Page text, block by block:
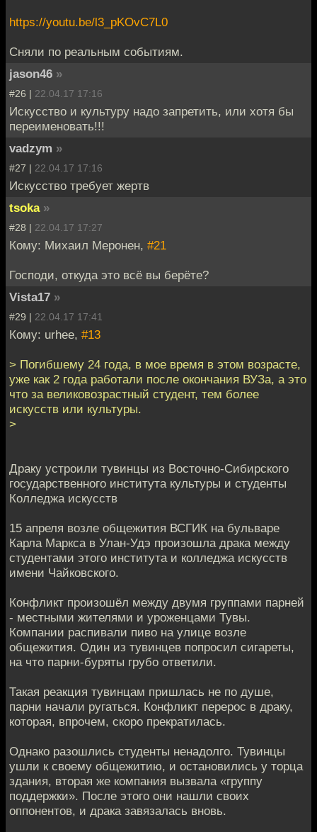
https://youtu.be/l3_pKOvC7L0
Сняли по реальным событиям.
jason46 »
#26 | 22.04.17 17:16
Искусство и культуру надо запретить, или хотя бы
переименовать!!!
vadzym »
#27 | 22.04.17 17:16
Искусство требует жертв
tsoka »
#28 | 22.04.17 17:27
Кому: Михаил Меронен, #21
Господи, откуда это всё вы берёте?
Vista17 »
#29 | 22.04.17 17:41
Кому: urhee, #13
> Погибшему 24 года, в мое время в этом возрасте,
уже как 2 года работали после окончания ВУЗа, а это
что за великовозрастный студент, тем более
искусств или культуры.
>
Драку устроили тувинцы из Восточно-Сибирского
государственного института культуры и студенты
Колледжа искусств
15 апреля возле общежития ВСГИК на бульваре
Карла Маркса в Улан-Удэ произошла драка между
студентами этого института и колледжа искусств
имени Чайковского.
Конфликт произошёл между двумя группами парней
- местными жителями и уроженцами Тувы.
Компании распивали пиво на улице возле
общежития. Один из тувинцев попросил сигареты,
на что парни-буряты грубо ответили.
Такая реакция тувинцам пришлась не по душе,
парни начали ругаться. Конфликт перерос в драку,
которая, впрочем, скоро прекратилась.
Однако разошлись студенты ненадолго. Тувинцы
ушли к своему общежитию, и остановились у торца
здания, вторая же компания вызвала «группу
поддержки». После этого они нашли своих
оппонентов, и драка завязалась вновь.